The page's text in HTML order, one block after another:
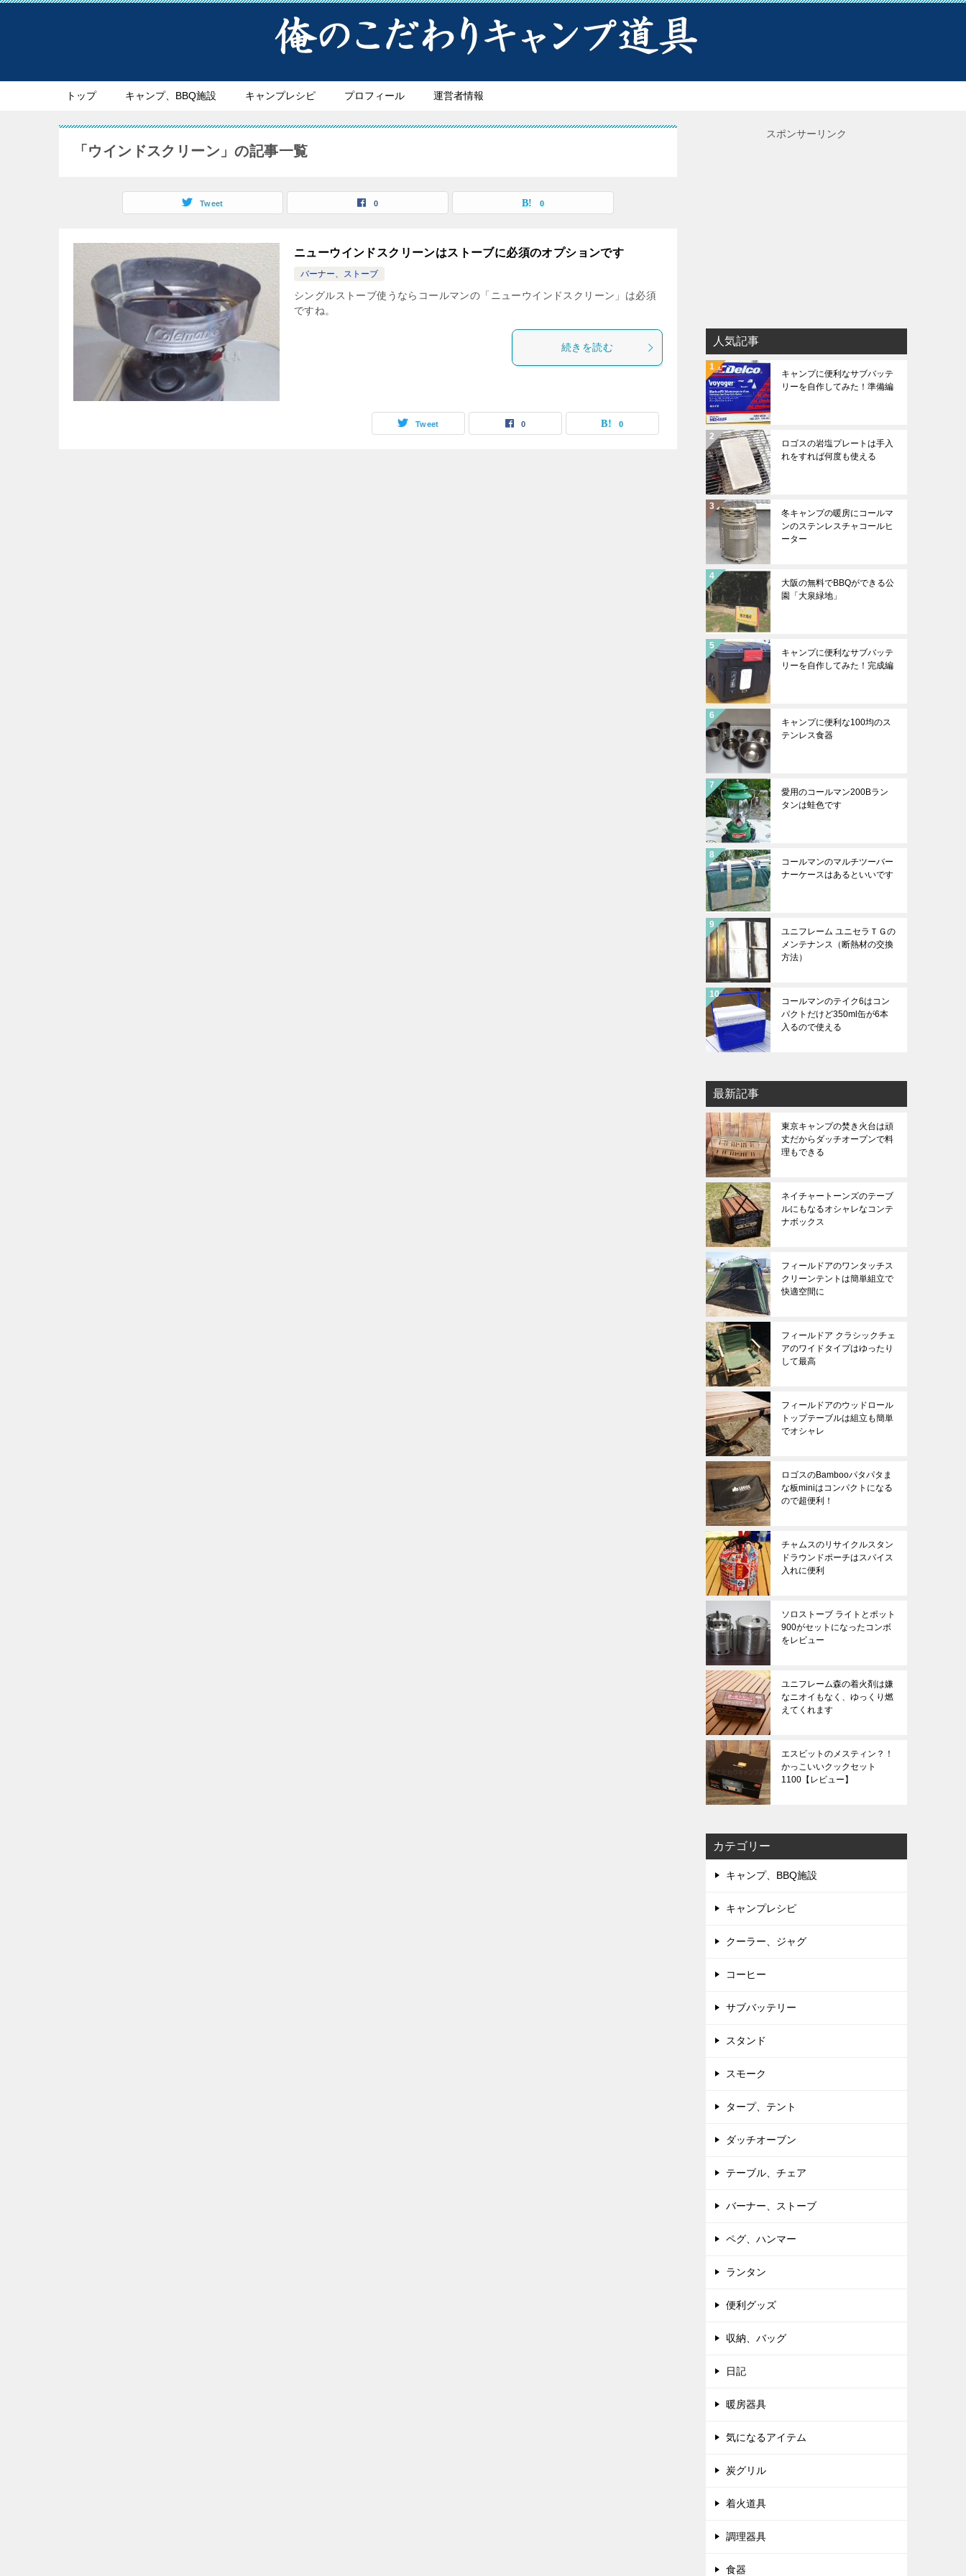
トップ キャンプ、BBQ施設 キャンプレシピ プロフィール 運営者情報
「ウインドスクリーン」の記事一覧
Tweet 0 0
ニューウインドスクリーンはストーブに必須のオプションです
バーナー、ストーブ
シングルストーブ使うならコールマンの「ニューウインドスクリーン」は必須
ですね。
続きを読む
Tweet 0 0
スポンサーリンク
人気記事
キャンプに便利なサブバッテ
リーを自作してみた！準備編
ロゴスの岩塩プレートは手入
れをすれば何度も使える
冬キャンプの暖房にコールマ
ンのステンレスチャコールヒ
ーター
大阪の無料でBBQができる公
園「大泉緑地」
キャンプに便利なサブバッテ
リーを自作してみた！完成編
キャンプに便利な100均のス
テンレス食器
愛用のコールマン200Bラン
タンは蛙色です
コールマンのマルチツーバー
ナーケースはあるといいです
ユニフレーム ユニセラＴＧの
メンテナンス（断熱材の交換
方法）
コールマンのテイク6はコン
パクトだけど350ml缶が6本
入るので使える
最新記事
東京キャンプの焚き火台は頑
丈だからダッチオープンで料
理もできる
ネイチャートーンズのテーブ
ルにもなるオシャレなコンテ
ナボックス
フィールドアのワンタッチス
クリーンテントは簡単組立で
快適空間に
フィールドア クラシックチェ
アのワイドタイプはゆったり
して最高
フィールドアのウッドロール
トップテーブルは組立も簡単
でオシャレ
ロゴスのBambooパタパタま
な板miniはコンパクトになる
ので超便利！
チャムスのリサイクルスタン
ドラウンドポーチはスパイス
入れに便利
ソロストーブ ライトとポット
900がセットになったコンボ
をレビュー
ユニフレーム森の着火剤は嫌
なニオイもなく、ゆっくり燃
えてくれます
エスビットのメスティン？！
かっこいいクックセット
1100【レビュー】
カテゴリー
キャンプ、BBQ施設
キャンプレシピ
クーラー、ジャグ
コーヒー
サブバッテリー
スタンド
スモーク
タープ、テント
ダッチオーブン
テーブル、チェア
バーナー、ストーブ
ペグ、ハンマー
ランタン
便利グッズ
収納、バッグ
日記
暖房器具
気になるアイテム
炭グリル
着火道具
調理器具
食器